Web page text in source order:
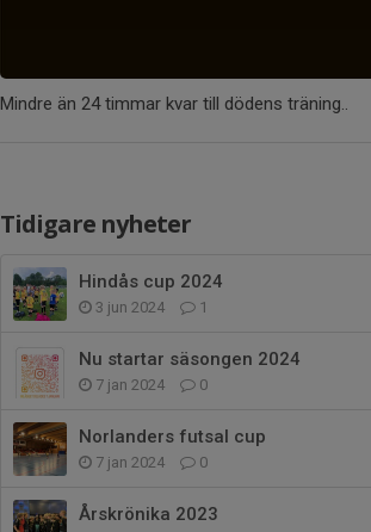
Mindre än 24 timmar kvar till dödens träning..
Tidigare nyheter
Hindås cup 2024
3 jun 2024 1
Nu startar säsongen 2024
7 jan 2024 0
Norlanders futsal cup
7 jan 2024 0
Årskrönika 2023